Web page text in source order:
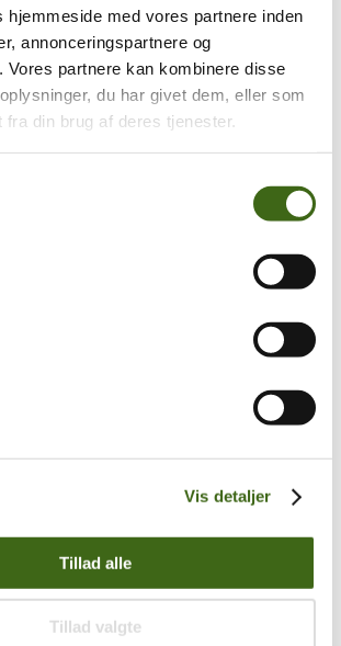
hjemmeside med vores partnere inden
annonceringspartnere og
Vores partnere kan kombinere disse
du har givet dem, eller som
fra din brug af deres tjenester.
Vis detaljer
Tillad alle
Tillad valgte
Buejægere (FADB)